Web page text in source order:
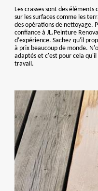
Les crasses sont des
sur les surfaces comme les
des opérations de nettoyage.
confiance à JL.Peinture
d'expérience. Sachez qu'il
à prix beaucoup de monde.
adaptés et c'est pour cela
travail.